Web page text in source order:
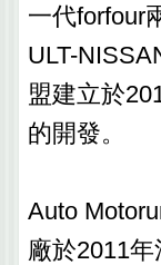
一代forfour
ULT-
盟建立於
的開發。
Auto
廠於2011